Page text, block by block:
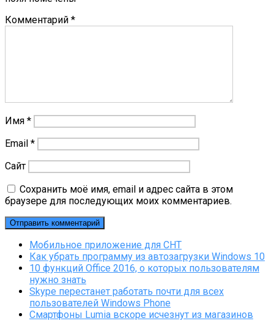
Комментарий *
Имя *
Email *
Сайт
Сохранить моё имя, email и адрес сайта в этом
браузере для последующих моих комментариев.
Мобильное приложение для СНТ
Как убрать программу из автозагрузки Windows 10
10 функций Office 2016, о которых пользователям
нужно знать
Skype перестанет работать почти для всех
пользователей Windows Phone
Смартфоны Lumia вскоре исчезнут из магазинов